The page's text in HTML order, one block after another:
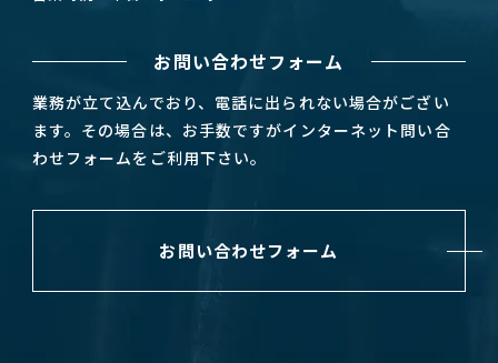
お問い合わせフォーム
業務が立て込んでおり、電話に出られない場合がござい
ます。その場合は、お手数ですがインターネット問い合
わせフォームをご利用下さい。
お問い合わせフォーム